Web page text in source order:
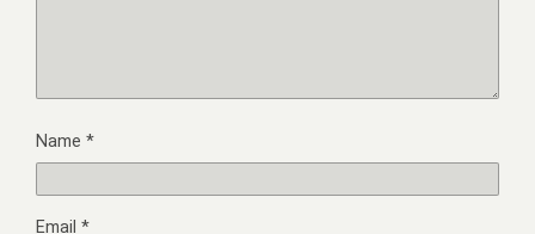
Name *
Email *